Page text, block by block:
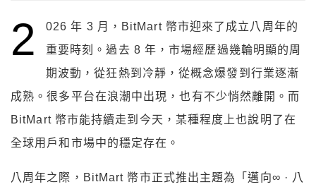
2
026 年 3 月，BitMart 幣市迎來了成立八周年的
重要時刻。過去 8 年，市場經歷過幾輪明顯的周
期波動，從狂熱到冷靜，從概念爆發到行業逐漸
成熟。很多平台在浪潮中出現，也有不少悄然離開。而
BitMart 幣市能持續走到今天，某種程度上也說明了在
全球用戶和市場中的穩定存在。
八周年之際，BitMart 幣市正式推出主題為「邁向∞ · 八